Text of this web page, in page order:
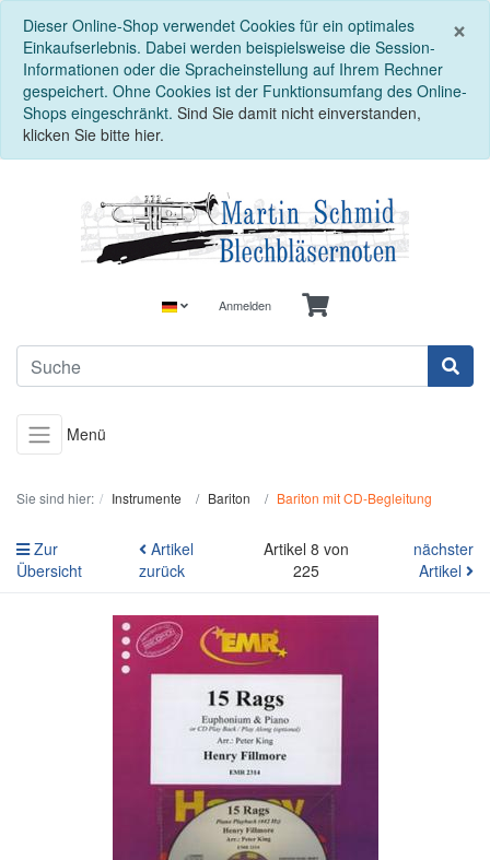
×
Dieser Online-Shop verwendet Cookies für ein optimales
Einkaufserlebnis. Dabei werden beispielsweise die Session-
Informationen oder die Spracheinstellung auf Ihrem Rechner
gespeichert. Ohne Cookies ist der Funktionsumfang des Online-
Shops eingeschränkt. Sind Sie damit nicht einverstanden,
klicken Sie bitte hier.
Anmelden
Menü
Sie sind hier: Instrumente Bariton Bariton mit CD-Begleitung
Zur
Übersicht
Artikel
zurück
Artikel 8 von
225
nächster
Artikel